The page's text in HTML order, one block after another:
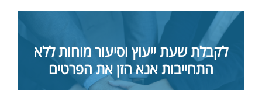
לקבלת שעת ייעוץ וסיעור מוחות ללא
התחייבות אנא הזן את הפרטים